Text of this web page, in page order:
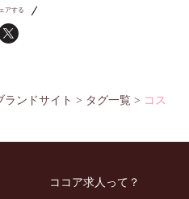
アする
ランドサイト > タグ一覧 > コス
ココア求人って？